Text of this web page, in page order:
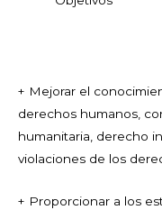
+ Mejorar el
derechos humanos,
humanitaria, derecho
violaciones de los
+ Proporcionar a los